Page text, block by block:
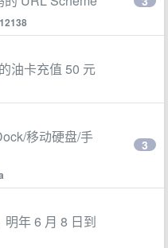
油卡充值 50 元
移动硬盘/手
3
年 6 月 8 日到